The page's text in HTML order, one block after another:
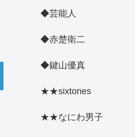
◆芸能人
◆赤楚衛二
◆鍵山優真
★★sixtones
★★なにわ男子